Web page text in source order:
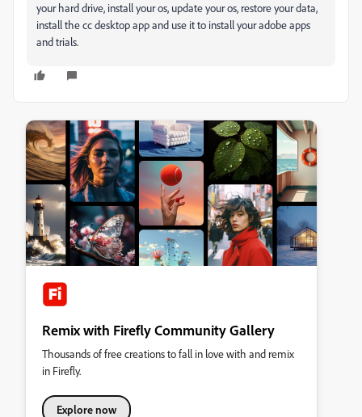
your hard drive, install your os, update your os, restore your data,
install the cc desktop app and use it to install your adobe apps
and trials.
Remix with Firefly Community Gallery
Thousands of free creations to fall in love with and remix
in Firefly.
Explore now